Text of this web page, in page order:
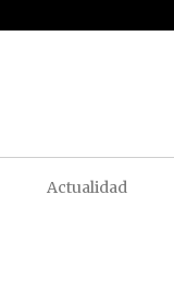
Actualidad